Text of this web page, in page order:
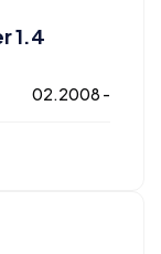
1.4
02.2008 -